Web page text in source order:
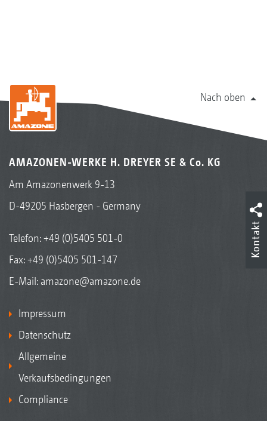
Nach oben
AMAZONEN-WERKE H. DREYER SE & Co. KG
Am Amazonenwerk 9-13
D-49205 Hasbergen - Germany
Telefon:+49 (0)5405 501-0
Fax: +49 (0)5405 501-147
E-Mail: amazone@amazone.de
Impressum
Datenschutz
Allgemeine
Verkaufsbedingungen
Compliance
Kontakt